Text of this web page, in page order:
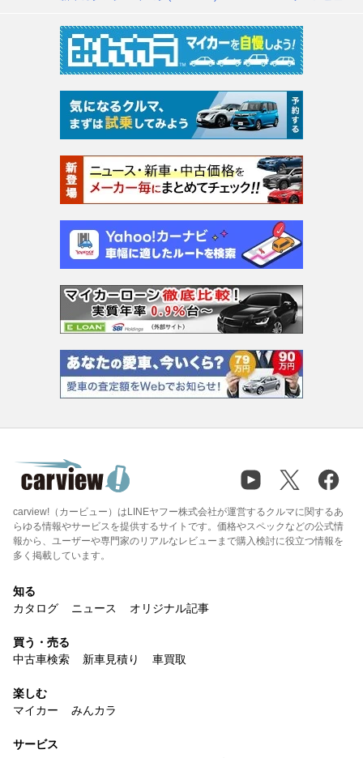
carview!（カービュー）はLINEヤフー株式会社が運営するクルマに関するあ
らゆる情報やサービスを提供するサイトです。価格やスペックなどの公式情
報から、ユーザーや専門家のリアルなレビューまで購入検討に役立つ情報を
多く掲載しています。
知る
カタログ
ニュース オリジナル記事
買う・売る
中古車検索
新車見積り 車買取
楽しむ
マイカー
みんカラ
サービス